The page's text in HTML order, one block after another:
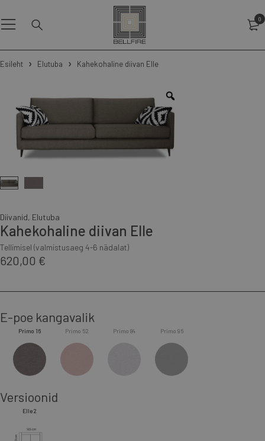
0
Esileht Elutuba Kahekohaline diivan Elle
Diivanid, Elutuba
Kahekohaline diivan Elle
Tellimisel (valmistusaeg 4-6 nädalat)
620,00 €
E-poe kangavalik
Primo 16 Primo 52 Primo 84 Primo 96
Versioonid
Elle 2